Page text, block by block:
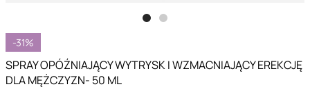
-31%
SPRAY OPÓŹNIAJĄCY WYTRYSK I WZMACNIAJĄCY EREKCJĘ
DLA MĘŻCZYZN- 50 ML